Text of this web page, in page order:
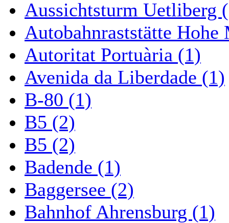
Aussichtsturm Uetliberg
Autobahnraststätte Hohe
Autoritat Portuària (1)
Avenida da Liberdade (1)
B-80 (1)
B5 (2)
B5 (2)
Badende (1)
Baggersee (2)
Bahnhof Ahrensburg (1)